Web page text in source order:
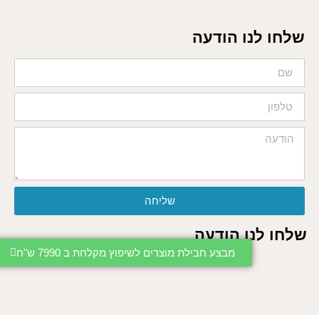
מבצע חבילת מוצרים לשיפוץ מקלחת ב 7990 ש"ח
שלחו לנו הודעה
שליחה
שלחו לנו הודעה